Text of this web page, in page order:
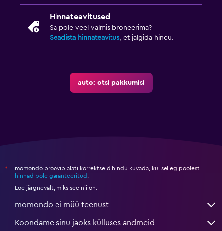
Hinnateavitused
Sa pole veel valmis broneerima?
Seadista hinnateavitus, et jälgida hindu.
auto: otsi pakkumisi
*
momondo proovib alati korrektseid hindu kuvada, kui sellegipoolest
hinnad pole garanteeritud .
Loe järgnevalt, miks see nii on.
momondo ei müü teenust
Koondame sinu jaoks külluses andmeid